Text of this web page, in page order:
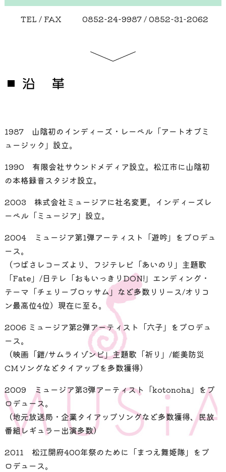
TEL / FAX 0852-24-9987 / 0852-31-2062
1987 山陰初のインディーズ・レーベル「アートオブミ
ュージック」設立。
1990 有限会社サウンドメディア設立。松江市に山陰初
の本格録音スタジオ設立。
2003 株式会社ミュージアに社名変更。インディーズレ
ーベル「ミュージア」設立。
2004 ミュージア第1弾アーティスト「遊吟」をプロデュ
ース。
（つばさレコーズより、フジテレビ「あいのり」主題歌
「Fate」/日テレ「おもいっきりDON!」エンディング・
テーマ「チェリーブロッサム」など多数リリース/オリコ
ン最高位4位）現在に至る。
2006 ミュージア第2弾アーティスト「六子」をプロデュ
ース。
（映画「鎧/サムライゾンビ」主題歌「祈り」/能美防災
CMソングなどタイアップを多数獲得）
2009 ミュージア第3弾アーティスト「kotonoha」をプ
ロデュース。
（地元放送局・企業タイアップソングなど多数獲得、民放
番組レギュラー出演多数）
2011 松江開府400年祭のために「まつえ舞姫隊」をプ
ロデュース。